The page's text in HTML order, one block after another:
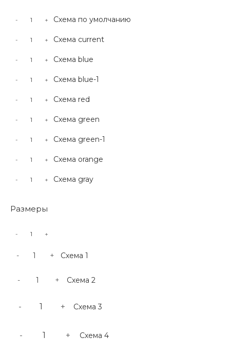
- + Схема по умолчанию
- + Схема current
- + Схема blue
- + Схема blue-1
- + Схема red
- + Схема green
- + Схема green-1
- + Схема orange
- + Схема gray
Размеры
- +
- + Схема 1
- + Схема 2
- + Схема 3
- + Схема 4